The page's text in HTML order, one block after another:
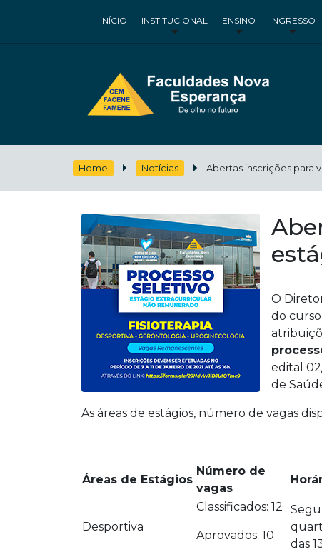
INÍCIO INSTITUCIONAL ENSINO INGRESSO
Home Notícias Abertas inscrições para
O
do
edital
de
As áreas de estágios, número de vagas
Áreas de Estágios
Número de
vagas
Desportiva
Classificados: 12
Aprovados: 10
das